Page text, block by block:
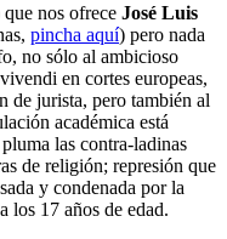
nos ofrece José Luis
pincha aquí) pero nada
no sólo al ambicioso
en cortes europeas,
de jurista, pero también al
académica está
las contra-ladinas
de religión; represión que
y condenada por la
los 17 años de edad.